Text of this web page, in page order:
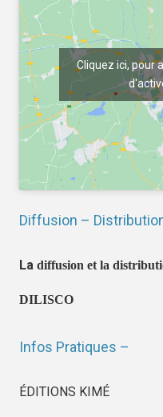
Cliquez ici, pour
Diffusion –
La diffusion et la
DILISCO
Infos Pratiques –
ÉDITIONS KIMÉ